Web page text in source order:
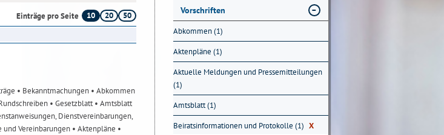
Einträge pro Seite 10 20
50
• Bekanntmachungen • Abkommen
• Gesetzblatt• Amtsblatt
Dienstvereinbarungen,
und Vereinbarungen • Aktenpläne •
Vorschriften
Abkommen (1)
Aktenpläne (1)
Aktuelle Meldungen und Pressemitteilungen
(1)
Amtsblatt (1)
Beiratsinformationen und Protokolle (1) X